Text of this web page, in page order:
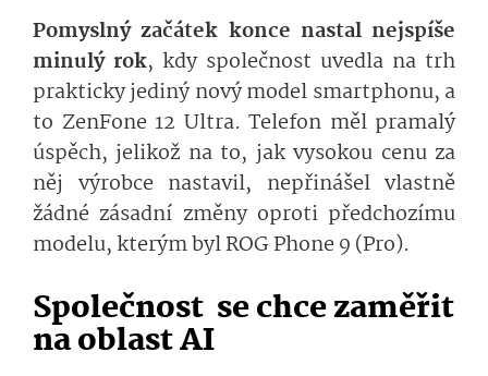
Pomyslný začátek konce nastal nejspíše
minulý rok, kdy společnost uvedla na trh
prakticky jediný nový model smartphonu, a
to ZenFone 12 Ultra. Telefon měl pramalý
úspěch, jelikož na to, jak vysokou cenu za
něj výrobce nastavil, nepřinášel vlastně
žádné zásadní změny oproti předchozímu
modelu, kterým byl ROG Phone 9 (Pro).
Společnost se chce zaměřit
na oblast AI